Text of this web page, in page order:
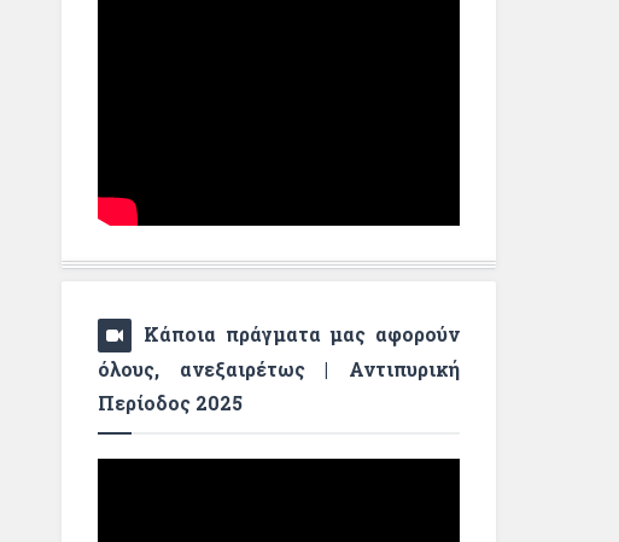
Κάποια πράγματα μας αφορούν
όλους, ανεξαιρέτως | Αντιπυρική
Περίοδος 2025